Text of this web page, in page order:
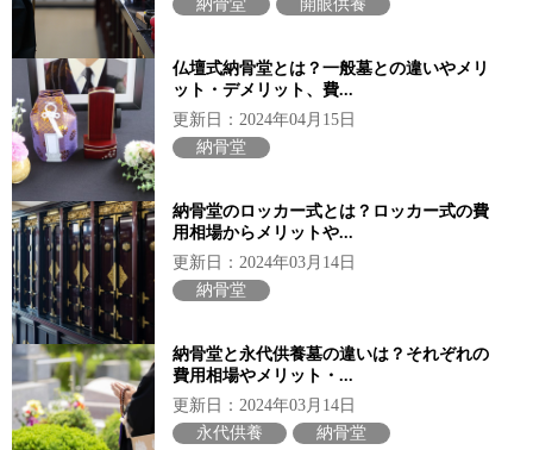
納骨堂
開眼供養
仏壇式納骨堂とは？一般墓との違いやメリ
ット・デメリット、費...
更新日：2024年04月15日
納骨堂
納骨堂のロッカー式とは？ロッカー式の費
用相場からメリットや...
更新日：2024年03月14日
納骨堂
納骨堂と永代供養墓の違いは？それぞれの
費用相場やメリット・...
更新日：2024年03月14日
永代供養
納骨堂